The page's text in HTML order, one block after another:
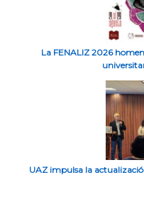
La FENALIZ 2026
UAZ impulsa la